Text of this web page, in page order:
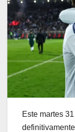
Este martes